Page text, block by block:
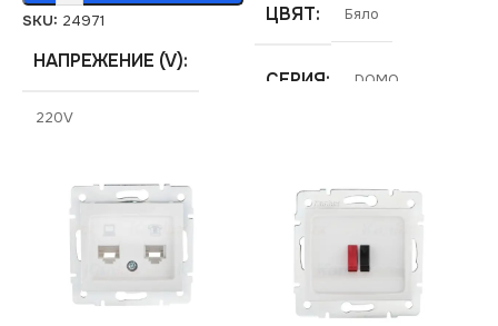
SKU: 24971
НАПРЕЖЕНИЕ (V)
220V
СТЕПЕН НА ЗАЩИТА
СЕРИЯ DOMO
ЦВЯТ Бяло
СЕРИЯ DOMO
РАМКА Единична